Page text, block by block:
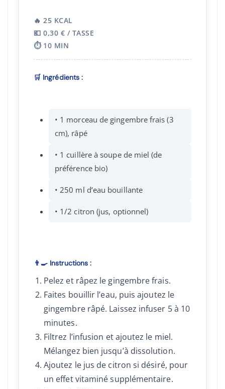
🔥 25 KCAL
💶 0,30 € / TASSE
⏱️ 10 MIN
🛒 Ingrédients :
• 1 morceau de gingembre frais (3
cm), râpé
• 1 cuillère à soupe de miel (de
préférence bio)
• 250 ml d’eau bouillante
• 1/2 citron (jus, optionnel)
👨‍🍳 Instructions :
Pelez et râpez le gingembre frais.
Faites bouillir l’eau, puis ajoutez le
gingembre râpé. Laissez infuser 5 à 10
minutes.
Filtrez l’infusion et ajoutez le miel.
Mélangez bien jusqu’à dissolution.
Ajoutez le jus de citron si désiré, pour
un effet vitaminé supplémentaire.